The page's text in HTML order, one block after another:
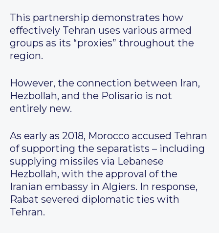
This partnership demonstrates how
effectively Tehran uses various armed
groups as its “proxies” throughout the
region.
However, the connection between Iran,
Hezbollah, and the Polisario is not
entirely new.
As early as 2018, Morocco accused Tehran
of supporting the separatists – including
supplying missiles via Lebanese
Hezbollah, with the approval of the
Iranian embassy in Algiers. In response,
Rabat severed diplomatic ties with
Tehran.